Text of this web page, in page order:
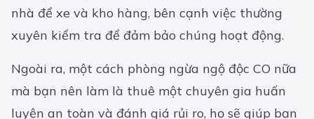
nhà để xe và kho hàng, bên cạnh việc thường
xuyên kiểm tra để đảm bảo chúng hoạt động.
Ngoài ra, một cách phòng ngừa ngộ độc CO nữa
mà bạn nên làm là thuê một chuyên gia huấn
luyện an toàn và đánh giá rủi ro, họ sẽ giúp bạn